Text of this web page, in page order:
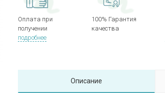
Оплата при
получении
подробнее
100% Гарантия
качества
Описание